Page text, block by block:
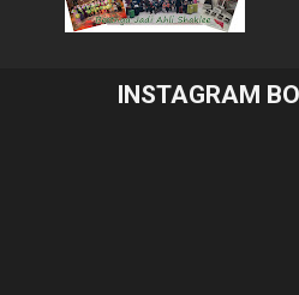
INSTAGRAM